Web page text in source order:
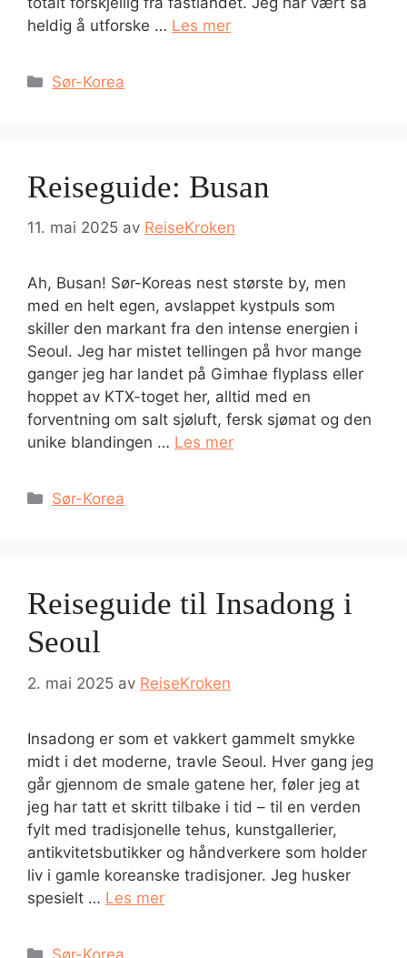
heldig å utforske … Les mer
Kategorier
Sør-Korea
Reiseguide: Busan
11. mai 2025 av ReiseKroken
Ah, Busan! Sør-Koreas nest største by, men
med en helt egen, avslappet kystpuls som
skiller den markant fra den intense energien i
Seoul. Jeg har mistet tellingen på hvor mange
ganger jeg har landet på Gimhae flyplass eller
hoppet av KTX-toget her, alltid med en
forventning om salt sjøluft, fersk sjømat og den
unike blandingen … Les mer
Kategorier
Sør-Korea
Reiseguide til Insadong i
Seoul
2. mai 2025 av ReiseKroken
Insadong er som et vakkert gammelt smykke
midt i det moderne, travle Seoul. Hver gang jeg
går gjennom de smale gatene her, føler jeg at
jeg har tatt et skritt tilbake i tid – til en verden
fylt med tradisjonelle tehus, kunstgallerier,
antikvitetsbutikker og håndverkere som holder
liv i gamle koreanske tradisjoner. Jeg husker
spesielt … Les mer
Kategorier
Sør-Korea